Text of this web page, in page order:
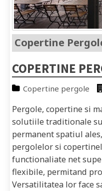
Copertine
COPERTINE
Copertine pergole
Pergole, copertine si
solutiile traditionale
permanent spatiul
pergolelor si
functionaliate net
flexibile, permitand
Versatilitatea lor face